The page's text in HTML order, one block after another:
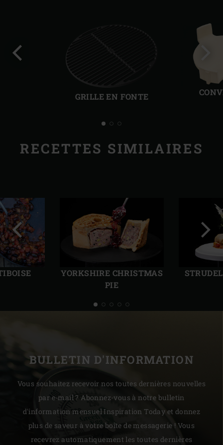
GRILLE EN FONTE
RECETTES SIMILAIRES
YORKSHIRE CHRISTMAS
PIE
Diapo
précédente
BULLETIN D'INFORMATION
Vous souhaitez recevoir nos toutes dernières nouvelles
par e-mail ? Abonnez-vous à notre bulletin
d'information mensuel Inspiration Today et donnez
plus de saveur à votre boîte de messagerie ! Vous
recevrez automatiquement les toutes dernières